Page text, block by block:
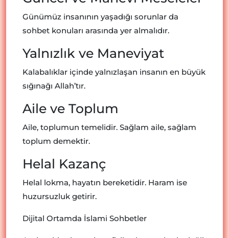
Günümüz insanının yaşadığı sorunlar da
sohbet konuları arasında yer almalıdır.
Yalnızlık ve Maneviyat
Kalabalıklar içinde yalnızlaşan insanın en büyük
sığınağı Allah’tır.
Aile ve Toplum
Aile, toplumun temelidir. Sağlam aile, sağlam
toplum demektir.
Helal Kazanç
Helal lokma, hayatın bereketidir. Haram ise
huzursuzluk getirir.
Dijital Ortamda İslami Sohbetler